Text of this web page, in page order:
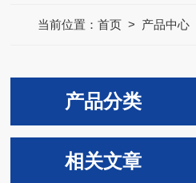
当前位置：首页 > 产品中心
产品分类
相关文章